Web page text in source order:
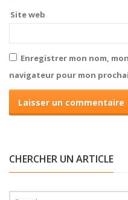
Site web
Enregistrer mon nom,
navigateur pour mon
CHERCHER UN ARTICLE